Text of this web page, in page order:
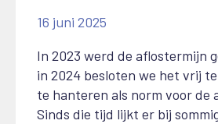
16 juni 2025
In 2023 werd de aflostermijn
in 2024 besloten we het vrij
te hanteren als norm voor de
Sinds die tijd lijkt er bij